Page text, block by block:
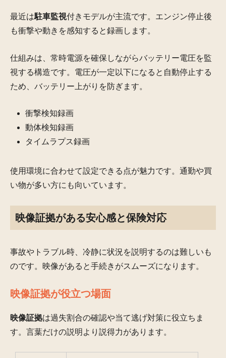
最近は駐車監視付きモデルが主流です。エンジン停止後
も衝撃や動きを感知すると録画します。
仕組みは、常時電源を確保しながらバッテリー電圧を監
視する構造です。電圧が一定以下になると自動停止する
ため、バッテリー上がりを防ぎます。
衝撃検知録画
動体検知録画
タイムラプス録画
使用環境に合わせて設定できる点が魅力です。通勤や買
い物が多い方にも向いています。
映像証拠がある安心感と保険対応
事故やトラブル時、冷静に状況を説明するのは難しいも
のです。映像があると手続きがスムーズになります。
映像証拠が役立つ場面
映像証拠は過失割合の確認や当て逃げ対策に役立ちま
す。言葉だけの説明より説得力があります。